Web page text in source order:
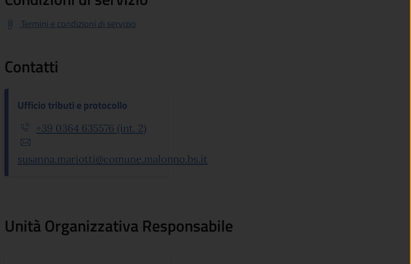
Termini e condizioni di servizio
Contatti
Ufficio tributi e protocollo
+39 0364 635576 (int. 2)
susanna.mariotti@comune.malonno.bs.it
Unità Organizzativa Responsabile